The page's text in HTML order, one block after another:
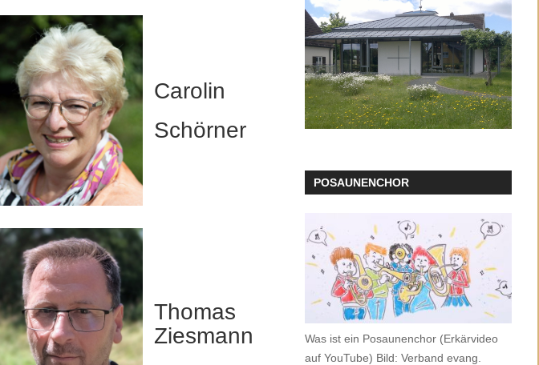
Carolin
Schörner
Thomas
Ziesmann
POSAUNENCHOR
Was ist ein Posaunenchor (Erkärvideo
auf YouTube) Bild: Verband evang.